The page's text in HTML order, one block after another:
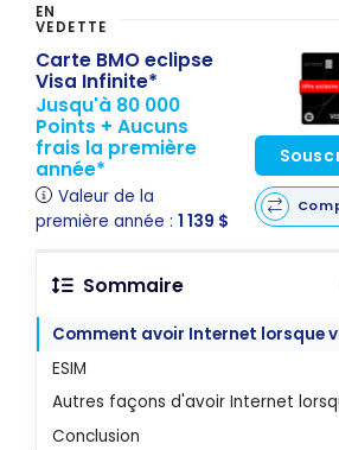
EN
VEDETTE
Carte BMO eclipse
Visa Infinite*
Jusqu'à 80 000
Points + Aucuns
frais la première
année*
Valeur de la
première année : 1 139 $
Sommaire
ESIM
Conclusion